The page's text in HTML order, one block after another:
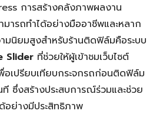
การสร้างคลังภาพผลงาน
ารถทำได้อย่างมืออาชีพและหลาก
มนิยมสูงสำหรับร้านติดฟิล์มคือระบบ
Slider ที่ช่วยให้ผู้เข้าชมเว็บไซต์
อเปรียบเทียบกระจกรถก่อนติดฟิล์ม
ซึ่งสร้างประสบการณ์ร่วมและช่วย
อย่างมีประสิทธิภาพ